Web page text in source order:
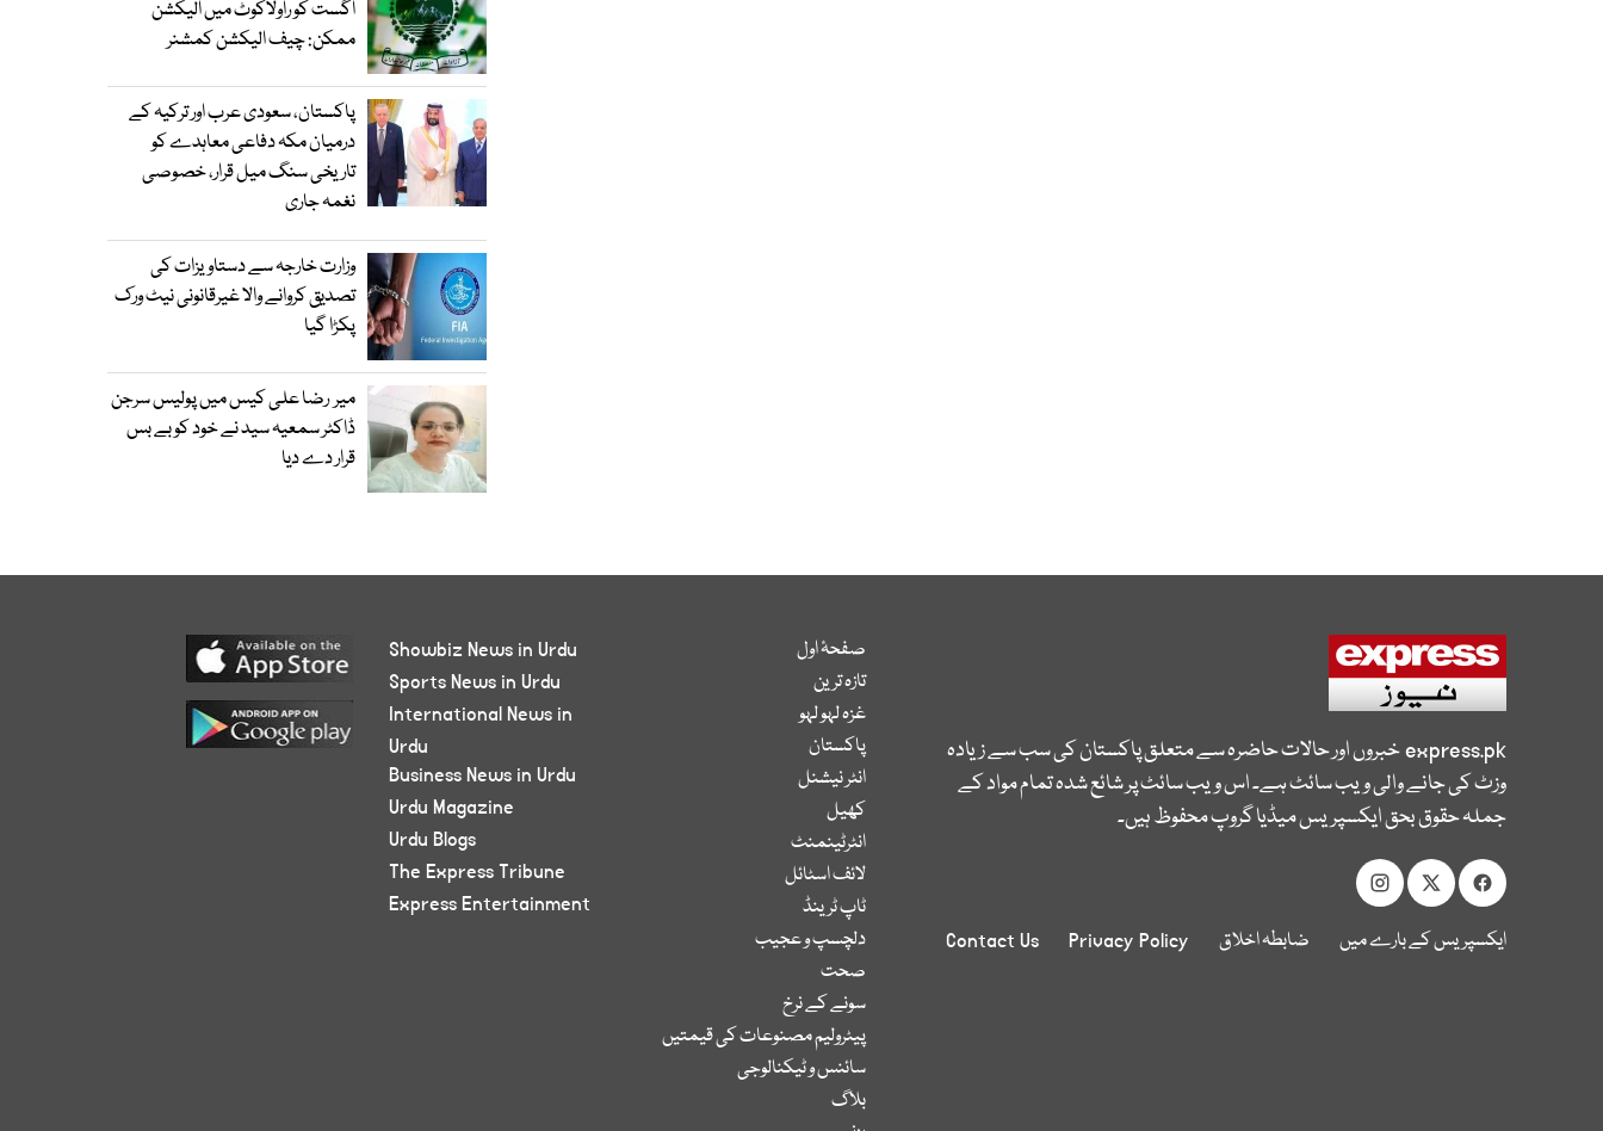
اگست کو راولاکوٹ میں الیکشن
ممکن: چیف الیکشن کمشنر
پاکستان، سعودی عرب اور ترکیہ کے
درمیان مکہ دفاعی معاہدے کو
تاریخی سنگ میل قرار، خصوصی
نغمہ جاری
وزارت خارجہ سے دستاویزات کی
تصدیق کروانے والا غیرقانونی نیٹ ورک
پکڑا گیا
میر رضا علی کیس میں پولیس سرجن
ڈاکٹر سمعیہ سید نے خود کو بے بس
قرار دے دیا
express.pkخبروں اور حالات حاضرہ سے متعلق پاکستان کی سب سے زیادہ
وزٹ کی جانے والی ویب سائٹ ہے۔ اس ویب سائٹ پر شائع شدہ تمام مواد کے
جملہ حقوق بحق ایکسپریس میڈیا گروپ محفوظ ہیں۔
ایکسپریس کے بارے میں ضابطہ اخلاق Privacy Policy
Contact Us
صفحۂ اول
تازہ ترین
غزہ لہو لہو
پاکستان
انٹر نیشنل
کھیل
انٹرٹینمنٹ
لائف اسٹائل
ٹاپ ٹرینڈ
دلچسپ و عجیب
صحت
سونے کے نرخ
پیٹرولیم مصنوعات کی قیمتیں
سائنس و ٹیکنالوجی
بلاگ
Showbiz News in Urdu
Sports News in Urdu
International News in
Urdu
Business News in Urdu
Urdu Magazine
Urdu Blogs
The Express Tribune
Express Entertainment